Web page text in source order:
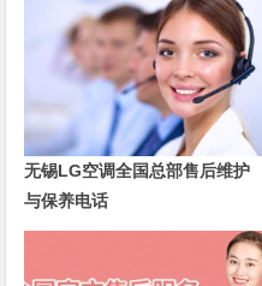
无锡LG空调全国总部售后维护
与保养电话